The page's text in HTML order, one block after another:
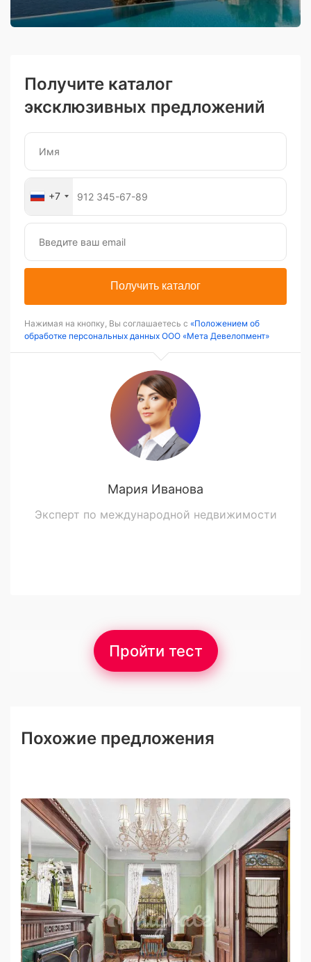
Получите каталог
эксклюзивных предложений
+7
Получить каталог
Нажимая на кнопку, Вы соглашаетесь с «Положением об
обработке персональных данных ООО «Мета Девелопмент»
Мария Иванова
Эксперт по международной недвижимости
Пройти тест
Похожие предложения